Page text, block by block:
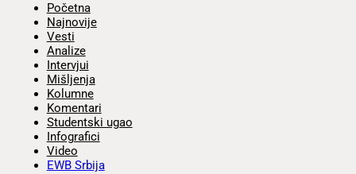
Početna
Najnovije
Vesti
Analize
Intervjui
Mišljenja
Kolumne
Komentari
Studentski ugao
Infografici
Video
EWB Srbija